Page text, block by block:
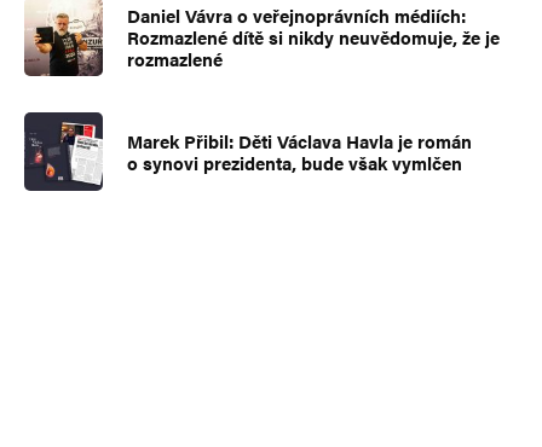
Daniel Vávra o veřejnoprávních médiích:
Rozmazlené dítě si nikdy neuvědomuje, že je
rozmazlené
Marek Přibil: Děti Václava Havla je román
o synovi prezidenta, bude však vymlčen